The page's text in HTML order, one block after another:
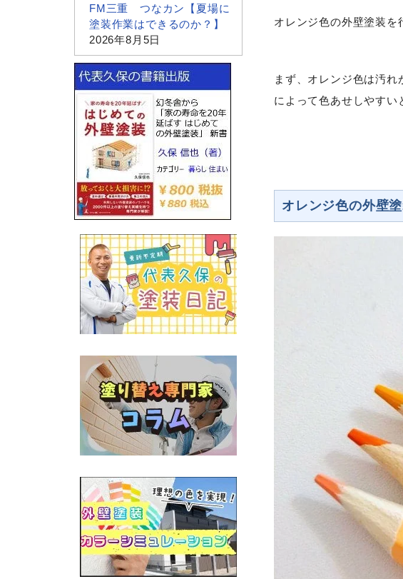
オレンジ色の外壁塗装を
まず、オレンジ色は汚
によって色あせしやすい
オレンジ色の外壁
FM三重 つなカン【夏場に
塗装作業はできるのか？】
2026年8月5日